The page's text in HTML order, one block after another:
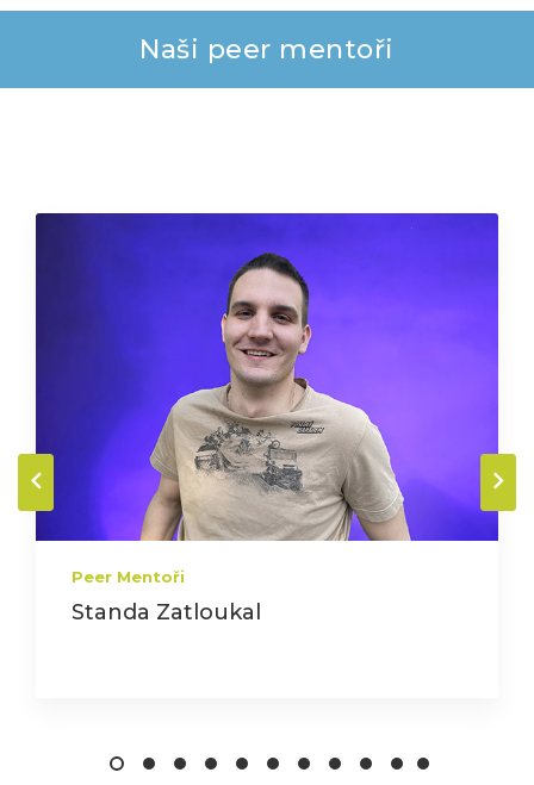
Naši peer mentoři
Peer Mentoři
Standa Zatloukal